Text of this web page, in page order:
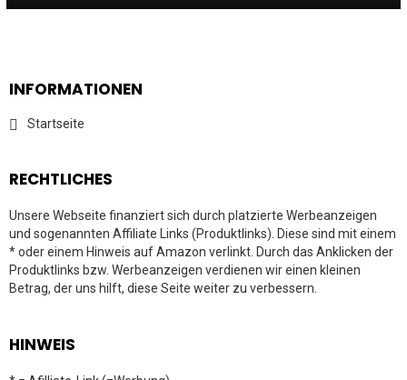
INFORMATIONEN
Startseite
RECHTLICHES
Unsere Webseite finanziert sich durch platzierte Werbeanzeigen
und sogenannten Affiliate Links (Produktlinks). Diese sind mit einem
* oder einem Hinweis auf Amazon verlinkt. Durch das Anklicken der
Produktlinks bzw. Werbeanzeigen verdienen wir einen kleinen
Betrag, der uns hilft, diese Seite weiter zu verbessern.
HINWEIS